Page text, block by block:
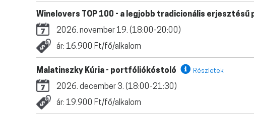
Winelovers TOP 100 - a legjobb tradicionális erjesztésű
2026. november 19. (18:00-20:00)
ár: 16.900 Ft/fő/alkalom
Malatinszky Kúria - portfóliókóstoló Részletek
2026. december 3. (18:00-21:30)
ár: 19.900 Ft/fő/alkalom